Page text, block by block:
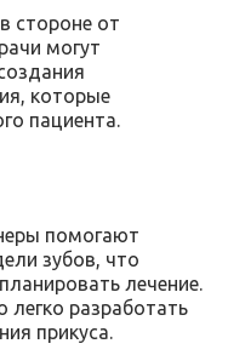
стороне от
могут
которые
пациента.
помогают
зубов, что
лечение.
разработать
прикуса.